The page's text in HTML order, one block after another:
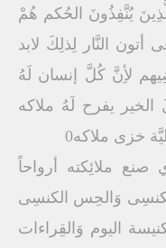
يُنَّفِذُونَ الحُكم هُمْ
أتون النَّار لِذلِكَ لابد
لأِنَّ كُلَّ إنسان لَهُ
يفرح لَهُ ملاكه
خزى ملاكه0
مز 104 : 4 [ الَّذِي صنع ملائِكته أرواحاً
وَالحِس الكنسِى
اليوم وَالقِراءات